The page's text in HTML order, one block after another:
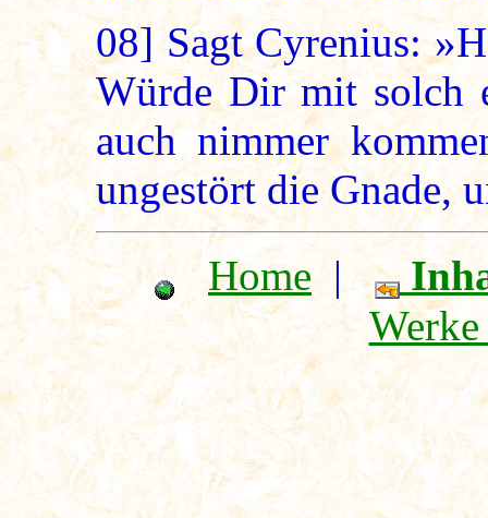
08]Sagt Cyrenius:
Würde Dir mit solch
auch nimmer
ungestört die Gnade,
Home |